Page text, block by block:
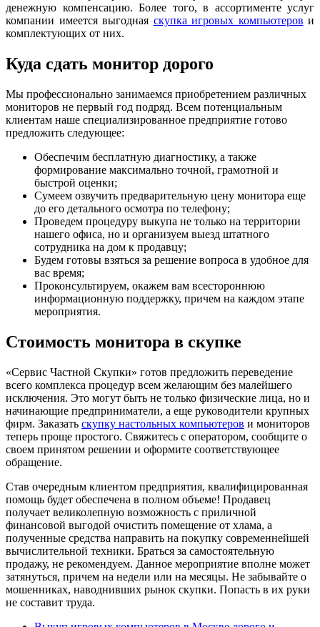
денежную компенсацию. Более того, в ассортименте услуг
компании имеется выгодная скупка игровых компьютеров и
комплектующих от них.
Куда сдать монитор дорого
Мы профессионально занимаемся приобретением различных
мониторов не первый год подряд. Всем потенциальным
клиентам наше специализированное предприятие готово
предложить следующее:
Обеспечим бесплатную диагностику, а также
формирование максимально точной, грамотной и
быстрой оценки;
Сумеем озвучить предварительную цену монитора еще
до его детального осмотра по телефону;
Проведем процедуру выкупа не только на территории
нашего офиса, но и организуем выезд штатного
сотрудника на дом к продавцу;
Будем готовы взяться за решение вопроса в удобное для
вас время;
Проконсультируем, окажем вам всестороннюю
информационную поддержку, причем на каждом этапе
мероприятия.
Стоимость монитора в скупке
«Сервис Частной Скупки» готов предложить переведение
всего комплекса процедур всем желающим без малейшего
исключения. Это могут быть не только физические лица, но и
начинающие предприниматели, а еще руководители крупных
фирм. Заказать скупку настольных компьютеров и мониторов
теперь проще простого. Свяжитесь с оператором, сообщите о
своем принятом решении и оформите соответствующее
обращение.
Став очередным клиентом предприятия, квалифицированная
помощь будет обеспечена в полном объеме! Продавец
получает великолепную возможность с приличной
финансовой выгодой очистить помещение от хлама, а
полученные средства направить на покупку современнейшей
вычислительной техники. Браться за самостоятельную
продажу, не рекомендуем. Данное мероприятие вполне может
затянуться, причем на недели или на месяцы. Не забывайте о
мошенниках, наводнивших рынок скупки. Попасть в их руки
не составит труда.